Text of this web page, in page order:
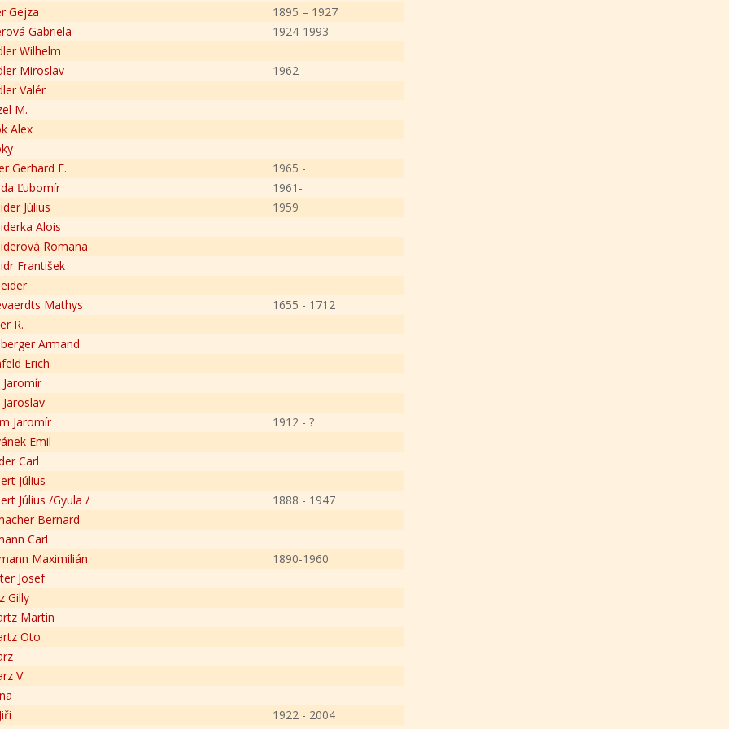
Gejza
1895 – 1927
Gabriela
1924-1993
Wilhelm
Miroslav
1962-
Valér
M.
Alex
Gerhard F.
1965 -
Ľubomír
1961-
Július
1959
Alois
Romana
František
Mathys
1655 - 1712
R.
Armand
Erich
Jaromír
1912 - ?
Emil
Carl
Július
Július /Gyula /
1888 - 1947
Bernard
Carl
Maximilián
1890-1960
Josef
Gilly
Martin
Oto
V.
1922 - 2004